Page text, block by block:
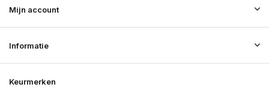
Mijn account
Informatie
Keurmerken